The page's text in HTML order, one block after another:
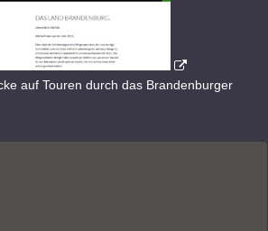
auf Touren durch das Brandenburger